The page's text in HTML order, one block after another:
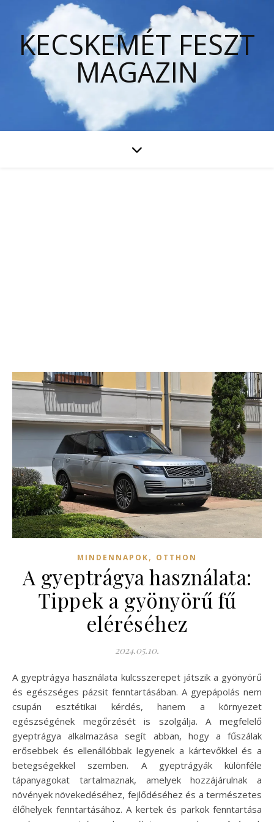
KECSKEMÉT FESZT
MAGAZIN
MINDENNAPOK, OTTHON
A gyeptrágya használata:
Tippek a gyönyörű fű
eléréséhez
2024.05.10.
A gyeptrágya használata kulcsszerepet játszik a gyönyörű
és egészséges pázsit fenntartásában. A gyepápolás nem
csupán esztétikai kérdés, hanem a környezet
egészségének megőrzését is szolgálja. A megfelelő
gyeptrágya alkalmazása segít abban, hogy a fűszálak
erősebbek és ellenállóbbak legyenek a kártevőkkel és a
betegségekkel szemben. A gyeptrágyák különféle
tápanyagokat tartalmaznak, amelyek hozzájárulnak a
növények növekedéséhez, fejlődéséhez és a természetes
élőhelyek fenntartásához. A kertek és parkok fenntartása